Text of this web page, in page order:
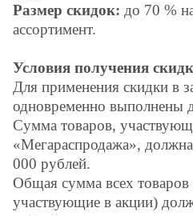
Размер скидок: до 70 %
ассортимент.
Условия получения
Для применения скидки в
одновременно выполнены
Сумма товаров,
«Мегараспродажа», должна
000 рублей.
Общая сумма всех товаров
участвующие в акции)